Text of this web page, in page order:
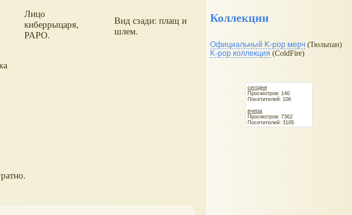
Лицо
киберрыцаря,
PAPO.
Вид сзади: плащ и
шлем.
Коллекции
Официальный K-pop мерч (Тюльпан)
K-pop коллекция (ColdFire)
сегодня
Просмотров: 140
Посетителей: 106
вчера
Просмотров: 7362
Посетителей: 3105